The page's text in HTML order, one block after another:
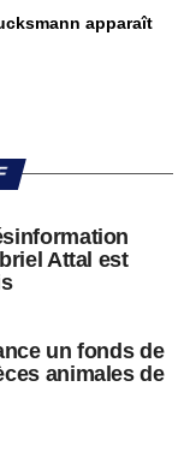
apparaît
Attal est
un fonds de
animales de